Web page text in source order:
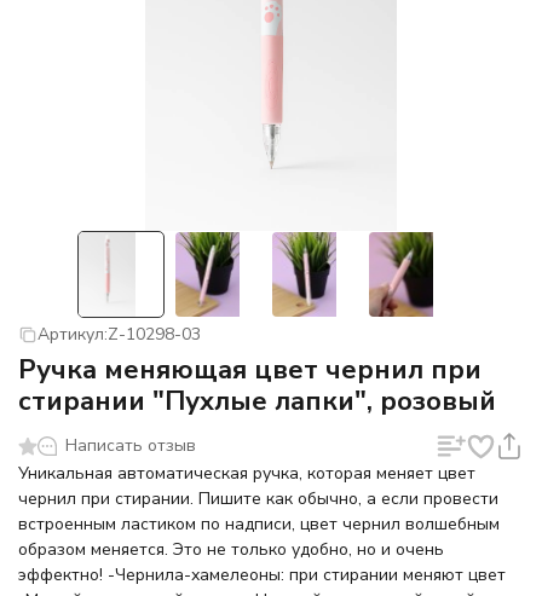
Артикул:Z-10298-03
Ручка меняющая цвет чернил при
стирании "Пухлые лапки", розовый
Написать отзыв
Уникальная автоматическая ручка, которая меняет цвет
чернил при стирании. Пишите как обычно, а если провести
встроенным ластиком по надписи, цвет чернил волшебным
образом меняется. Это не только удобно, но и очень
эффектно! -Чернила-хамелеоны: при стирании меняют цвет